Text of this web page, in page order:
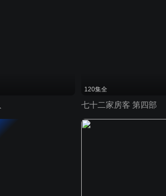
120集全
七十二家房客 第四部